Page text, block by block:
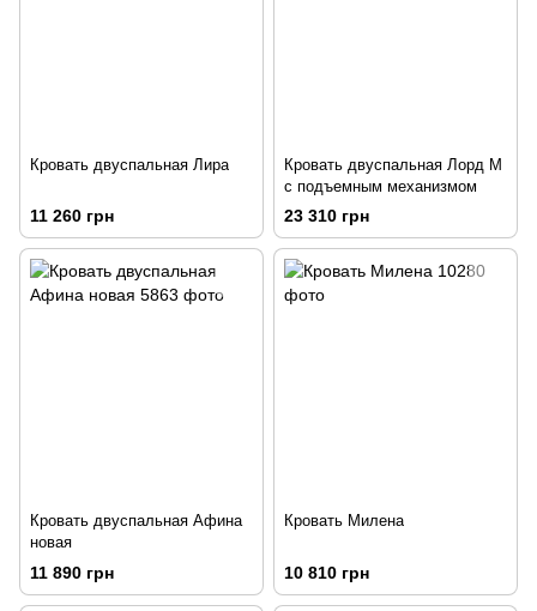
Кровать двуспальная Лира
11 260 грн
Кровать двуспальная Лорд М
с подъемным механизмом
23 310 грн
Кровать двуспальная Афина
новая
11 890 грн
Кровать Милена
10 810 грн